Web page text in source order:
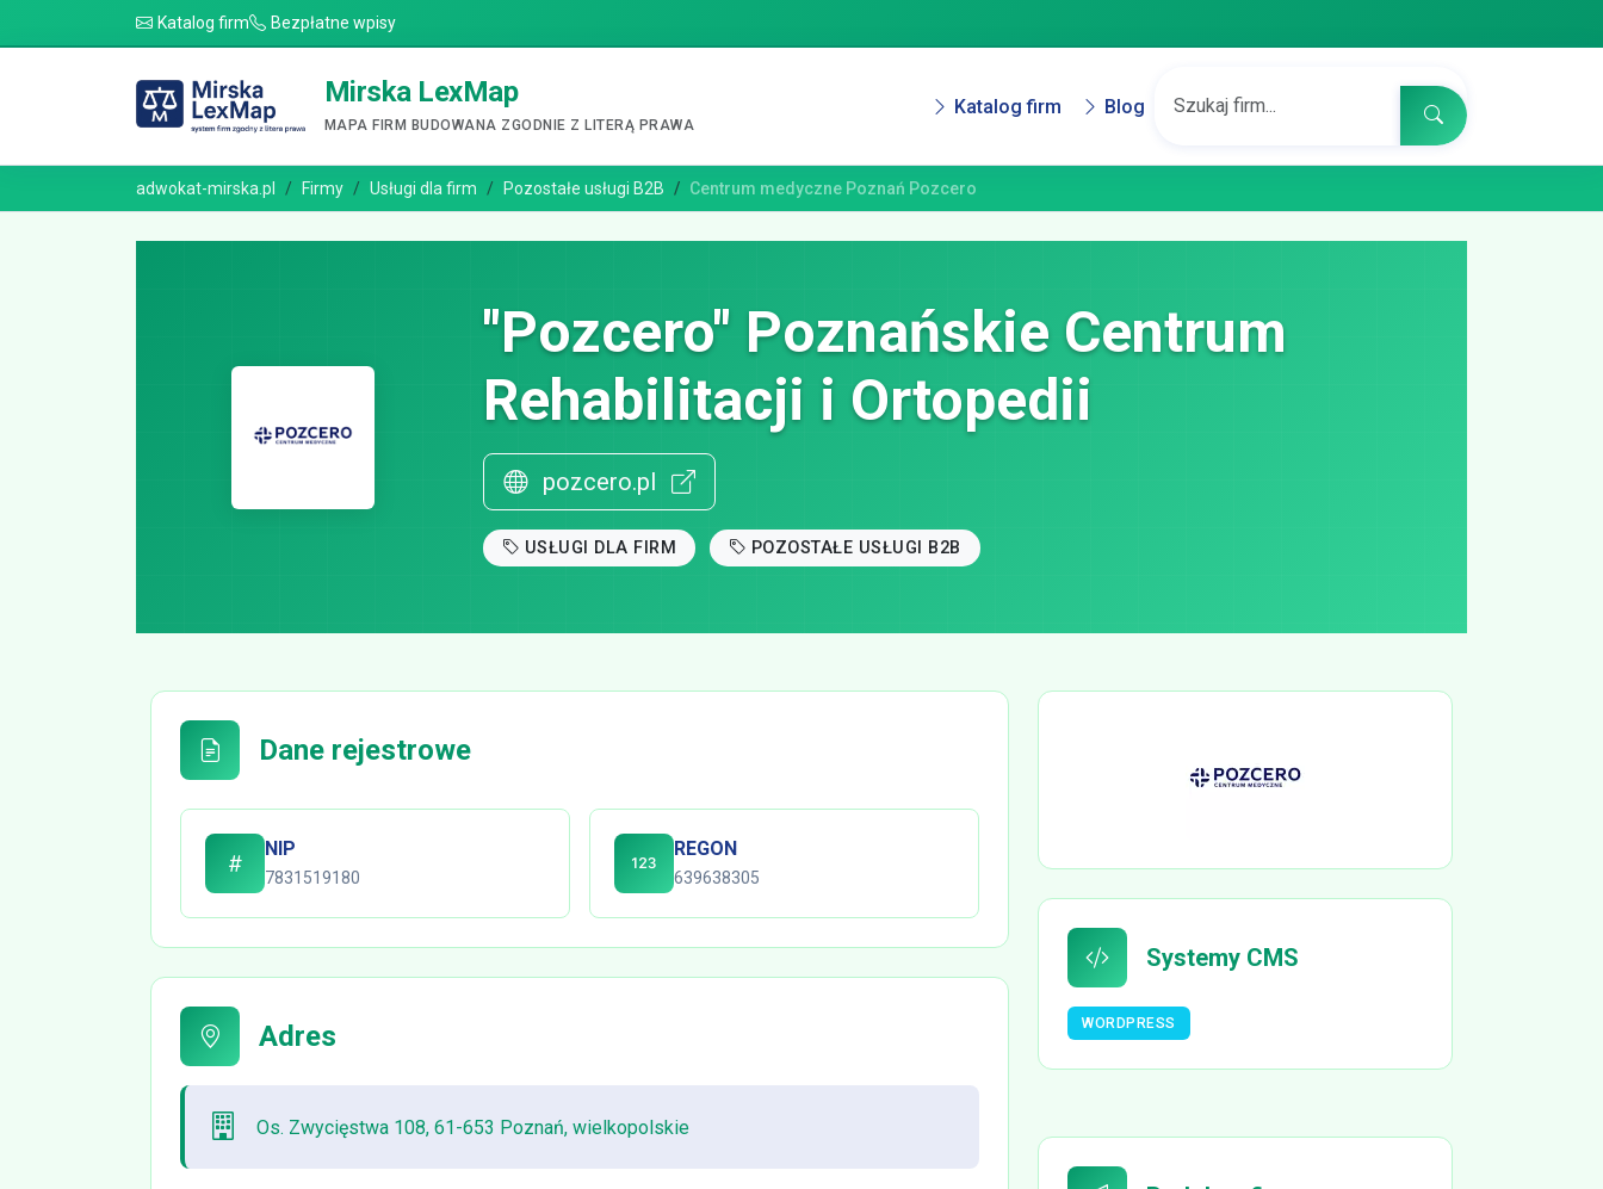
Katalog firm Bezpłatne wpisy
Mirska LexMap
MAPA FIRM BUDOWANA ZGODNIE Z LITERĄ PRAWA
Katalog firm Blog
adwokat-mirska.pl Firmy Usługi dla firm Pozostałe usługi B2B Centrum medyczne Poznań Pozcero
"Pozcero" Poznańskie Centrum
Rehabilitacji i Ortopedii
pozcero.pl
USŁUGI DLA FIRM POZOSTAŁE USŁUGI B2B
Dane rejestrowe
NIP
7831519180
REGON
639638305
Adres
Os. Zwycięstwa 108, 61-653 Poznań, wielkopolskie
Systemy CMS
WORDPRESS